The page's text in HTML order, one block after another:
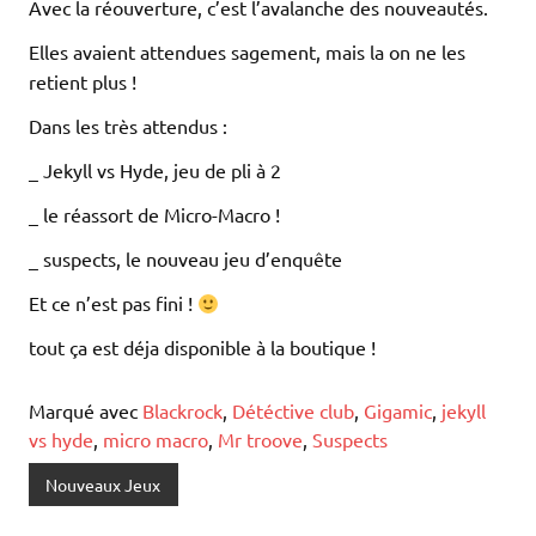
Avec la réouverture, c’est l’avalanche des nouveautés.
Elles avaient attendues sagement, mais la on ne les
retient plus !
Dans les très attendus :
_ Jekyll vs Hyde, jeu de pli à 2
_ le réassort de Micro-Macro !
_ suspects, le nouveau jeu d’enquête
Et ce n’est pas fini !
tout ça est déja disponible à la boutique !
Marqué avec Blackrock, Détéctive club, Gigamic, jekyll
vs hyde, micro macro, Mr troove, Suspects
Nouveaux Jeux